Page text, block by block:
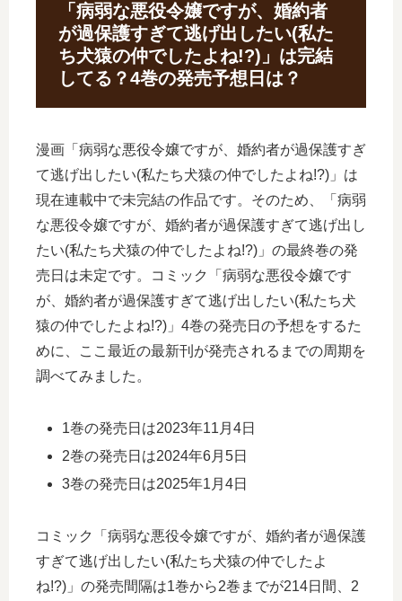
「病弱な悪役令嬢ですが、婚約者
が過保護すぎて逃げ出したい(私た
ち犬猿の仲でしたよね!?)」は完結
してる？4巻の発売予想日は？
漫画「病弱な悪役令嬢ですが、婚約者が過保護すぎ
て逃げ出したい(私たち犬猿の仲でしたよね!?)」は
現在連載中で未完結の作品です。そのため、「病弱
な悪役令嬢ですが、婚約者が過保護すぎて逃げ出し
たい(私たち犬猿の仲でしたよね!?)」の最終巻の発
売日は未定です。コミック「病弱な悪役令嬢です
が、婚約者が過保護すぎて逃げ出したい(私たち犬
猿の仲でしたよね!?)」4巻の発売日の予想をするた
めに、ここ最近の最新刊が発売されるまでの周期を
調べてみました。
1巻の発売日は2023年11月4日
2巻の発売日は2024年6月5日
3巻の発売日は2025年1月4日
コミック「病弱な悪役令嬢ですが、婚約者が過保護
すぎて逃げ出したい(私たち犬猿の仲でしたよ
ね!?)」の発売間隔は1巻から2巻までが214日間、2